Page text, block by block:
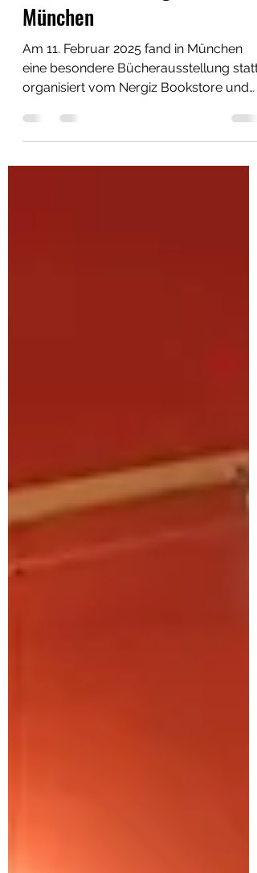
Bücher verbinden: kurdische
Bücherausstellung in
München
eine besondere Bücherausstellung statt,
organisiert vom Nergiz Bookstore und
der Kurdischen Gemeinde Mün